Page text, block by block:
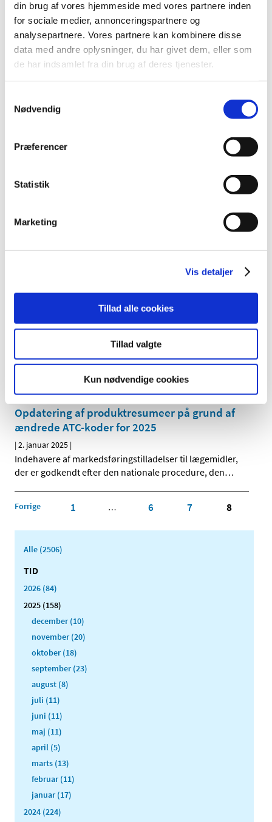
din brug af vores hjemmeside med vores partnere inden
for sociale medier, annonceringspartnere og
analysepartnere. Vores partnere kan kombinere disse
data med andre oplysninger, du har givet dem, eller som
de har indsamlet fra din brug af deres tjenester.
Nødvendig
Præferencer
Statistik
Marketing
Vis detaljer
Tillad alle cookies
Tillad valgte
Kun nødvendige cookies
Opfordring til ansøgninger om
markedsføringstilladelse for kritiske
lægemidler
ansøge om markedsføringstilladelse for udvalgte
Lægemiddelstyrelsen har et øget fokus på
Metoprololsuccinat 25 mg; tilladelse til
udlevering af udenlandske pakninger – ikke
Tilladelser til ordination og udlevering af udenlandske
En milepæl i arbejdet med at reducere brugen
af forsøgsdyr i lægemiddelindustrien
Den Europæiske Farmakopékommission har godkendt at
fjerne testen for såkaldte pyrogener (giftstoffer fra
Opdatering af produktresumeer på grund af
ændrede ATC-koder for 2025
| 2. januar 2025 |
Indehavere af markedsføringstilladelser til lægemidler,
der er godkendt efter den nationale procedure, den…
Forrige 1 … 6 7 8
Alle (2506)
TID
2026 (84)
2025 (158)
december (10)
november (20)
oktober (18)
september (23)
august (8)
juli (11)
juni (11)
maj (11)
april (5)
marts (13)
februar (11)
januar (17)
2024 (224)